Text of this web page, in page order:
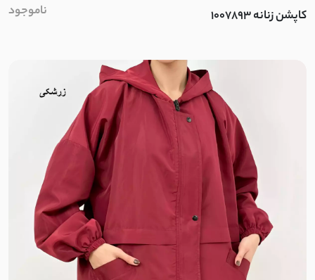
دورس بیسکویتی
کتان نخ
لینن نچرال
کتان کاغذی
کنفی
کاپشن زنانه 1007893 ناموجود